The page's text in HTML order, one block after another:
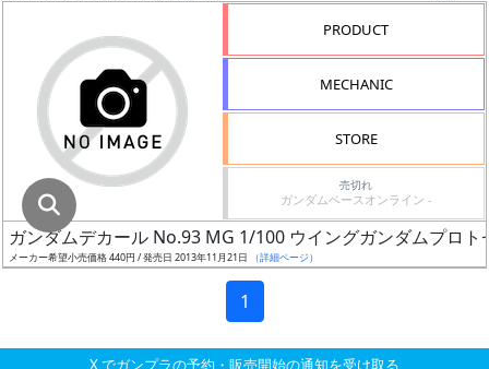
成
形
PRODUCT
MECHANIC
STORE
売切れ
ガンダムベースオンライン -
ガンダムデカール No.93 MG 1/100 ウイングガンダムプロト
メーカー希望小売価格 440円 / 発売日 2013年11月21日 （詳細ページ）
1
X でガンプラの予約・販売開始の通知を受け取る